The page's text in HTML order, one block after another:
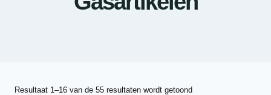
Resultaat 1–16 van de 55 resultaten wordt getoond